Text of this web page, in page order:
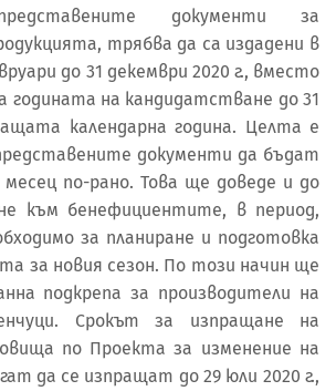
документи за
трябва да са издадени в
до 31 декември 2020 г., вместо
годината на кандидатстване до 31
календарна година. Целта е
документи да бъдат
по-рано. Това ще доведе и до
към бенефициентите, в период,
за планиране и подготовка
за новия сезон. По този начин ще
подкрепа за производители на
Срокът за изпращане на
по Проекта за изменение на
да се изпращат до 29 юли 2020 г.,